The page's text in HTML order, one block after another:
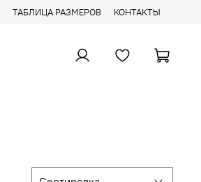
ТАБЛИЦА РАЗМЕРОВ КОНТАКТЫ